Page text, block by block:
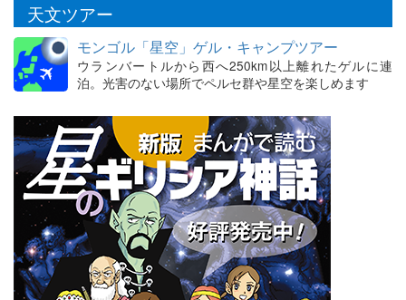
天文ツアー
モンゴル「星空」ゲル・キャンプツアー
ウランバートルから西へ250km以上離れたゲルに連
泊。光害のない場所でペルセ群や星空を楽しめます